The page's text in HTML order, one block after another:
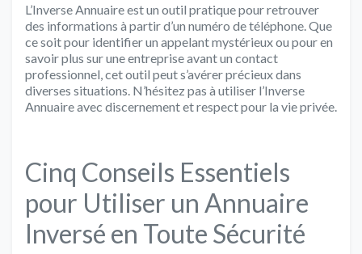
L’Inverse Annuaire est un outil pratique pour retrouver
des informations à partir d’un numéro de téléphone. Que
ce soit pour identifier un appelant mystérieux ou pour en
savoir plus sur une entreprise avant un contact
professionnel, cet outil peut s’avérer précieux dans
diverses situations. N’hésitez pas à utiliser l’Inverse
Annuaire avec discernement et respect pour la vie privée.
Cinq Conseils Essentiels
pour Utiliser un Annuaire
Inversé en Toute Sécurité